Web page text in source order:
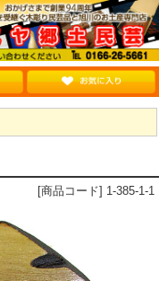
[商品コード] 1-385-1-1